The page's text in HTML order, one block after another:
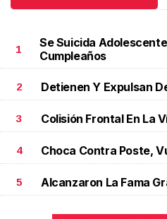
1
Se Suicida
Cumpleaños
2 Detienen Y Expulsan
3 Colisión Frontal En La
4 Choca Contra Poste,
5 Alcanzaron La Fama